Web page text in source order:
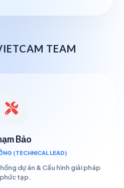
TEAM
Bảo
(TECHNICAL LEAD)
dự án & Cấu hình giải pháp
tạp.